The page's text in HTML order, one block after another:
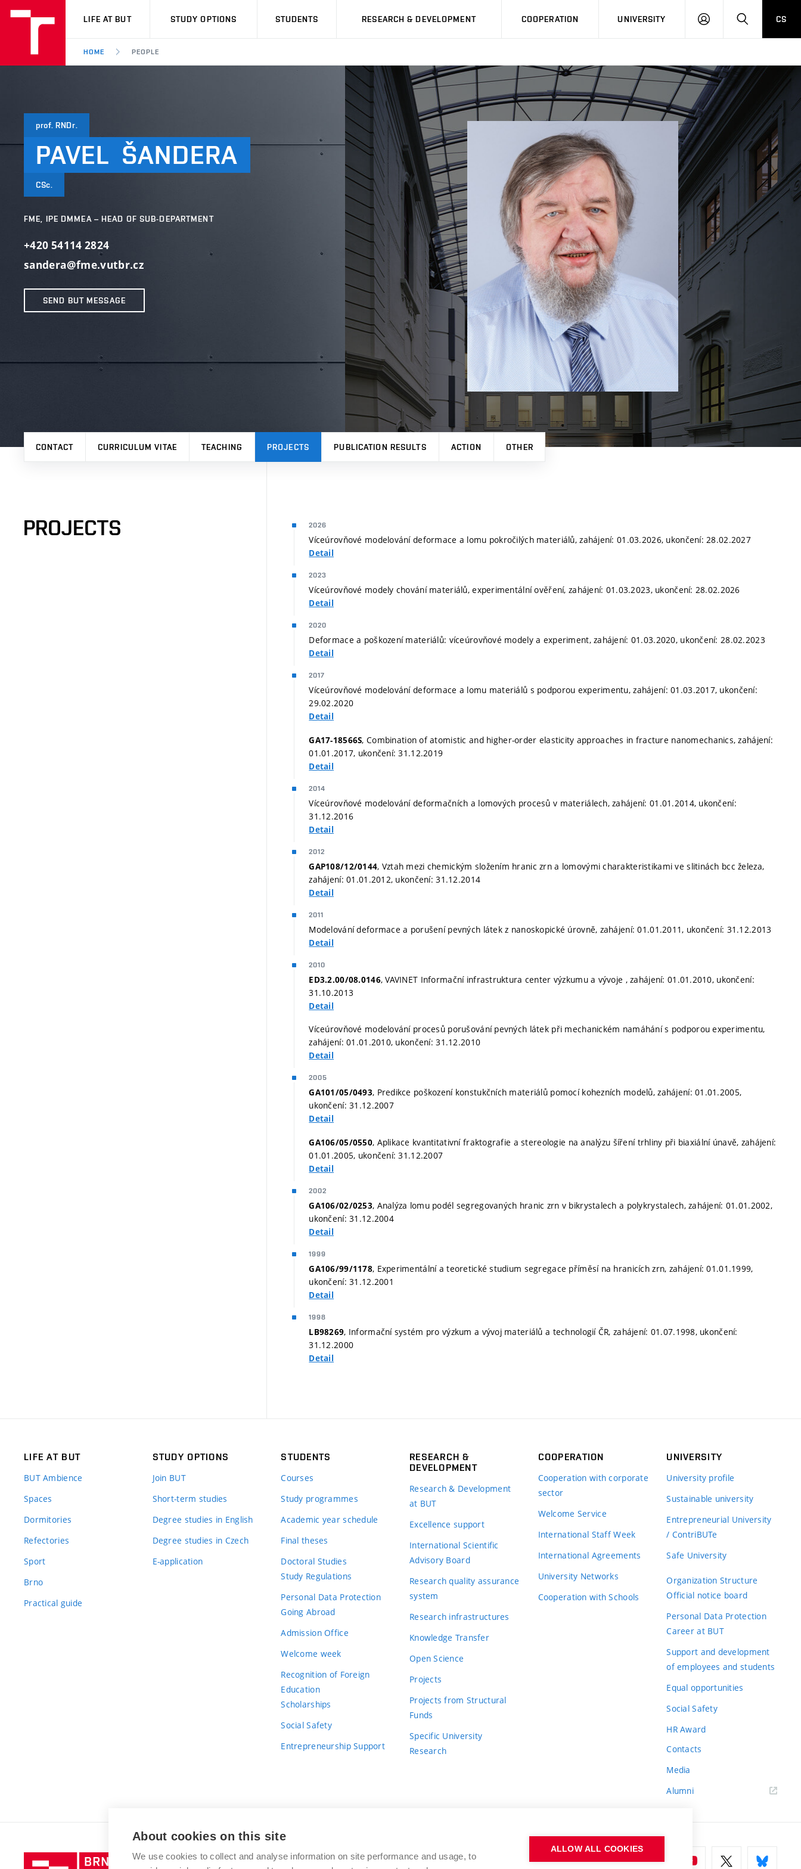
VUT
LIFE AT BUT STUDY OPTIONS STUDENTS RESEARCH & DEVELOPMENT COOPERATION UNIVERSITY
LOG
SEARCHCS
HOME PEOPLE
prof. RNDr.
PAVEL ŠANDERA
CSc.
FME, IPE DMMEA – HEAD OF SUB-DEPARTMENT
+420 54114 2824
sandera@fme.vutbr.cz
SEND BUT MESSAGE
CONTACT CURRICULUM VITAE TEACHING PROJECTS PUBLICATION RESULTS ACTION OTHER
PROJECTS 2026
Víceúrovňové modelování deformace a lomu pokročilých materiálů, zahájení: 01.03.2026, ukončení: 28.02.2027
Detail
2023
Víceúrovňové modely chování materiálů, experimentální ověření, zahájení: 01.03.2023, ukončení: 28.02.2026
Detail
2020
Deformace a poškození materiálů: víceúrovňové modely a experiment, zahájení: 01.03.2020, ukončení: 28.02.2023
Detail
2017
Víceúrovňové modelování deformace a lomu materiálů s podporou experimentu, zahájení: 01.03.2017, ukončení:
29.02.2020
Detail
GA17-18566S, Combination of atomistic and higher-order elasticity approaches in fracture nanomechanics, zahájení:
01.01.2017, ukončení: 31.12.2019
Detail
2014
Víceúrovňové modelování deformačních a lomových procesů v materiálech, zahájení: 01.01.2014, ukončení:
31.12.2016
Detail
2012
GAP108/12/0144, Vztah mezi chemickým složením hranic zrn a lomovými charakteristikami ve slitinách bcc železa,
zahájení: 01.01.2012, ukončení: 31.12.2014
Detail
2011
Modelování deformace a porušení pevných látek z nanoskopické úrovně, zahájení: 01.01.2011, ukončení: 31.12.2013
Detail
2010
ED3.2.00/08.0146, VAVINET Informační infrastruktura center výzkumu a vývoje , zahájení: 01.01.2010, ukončení:
31.10.2013
Detail
Víceúrovňové modelování procesů porušování pevných látek při mechanickém namáhání s podporou experimentu,
zahájení: 01.01.2010, ukončení: 31.12.2010
Detail
2005
GA101/05/0493, Predikce poškození konstukčních materiálů pomocí kohezních modelů, zahájení: 01.01.2005,
ukončení: 31.12.2007
Detail
GA106/05/0550, Aplikace kvantitativní fraktografie a stereologie na analýzu šíření trhliny při biaxiální únavě, zahájení:
01.01.2005, ukončení: 31.12.2007
Detail
2002
GA106/02/0253, Analýza lomu podél segregovaných hranic zrn v bikrystalech a polykrystalech, zahájení: 01.01.2002,
ukončení: 31.12.2004
Detail
1999
GA106/99/1178, Experimentální a teoretické studium segregace příměsí na hranicích zrn, zahájení: 01.01.1999,
ukončení: 31.12.2001
Detail
1998
LB98269, Informační systém pro výzkum a vývoj materiálů a technologií ČR, zahájení: 01.07.1998, ukončení:
31.12.2000
Detail
LIFE AT BUT
BUT Ambience
Spaces
Dormitories
Refectories
Sport
Brno
Practical guide
STUDY OPTIONS
Join BUT
Short-term studies
Degree studies in English
Degree studies in Czech
E-application
STUDENTS
Courses
Study programmes
Academic year schedule
Final theses
Doctoral Studies
Study Regulations
Personal Data Protection
Going Abroad
Admission Office
Welcome week
Recognition of Foreign
Education
Scholarships
Social Safety
Entrepreneurship Support
RESEARCH &
DEVELOPMENT
Research & Development
at BUT
Excellence support
International Scientific
Advisory Board
Research quality assurance
system
Research infrastructures
Knowledge Transfer
Open Science
Projects
Projects from Structural
Funds
Specific University
Research
COOPERATION
Cooperation with corporate
sector
Welcome Service
International Staff Week
International Agreements
University Networks
Cooperation with Schools
UNIVERSITY
University profile
Sustainable university
Entrepreneurial University
/ ContriBUTe
Safe University
Organization Structure
Official notice board
Personal Data Protection
Career at BUT
Support and development
of employees and students
Equal opportunities
Social Safety
HR Award
Contacts
Media
Alumni
Brno
BRNO UNIVERSITY OF TECHNOLOGY
About cookies on this site
We use cookies to collect and analyse information on site performance and usage, to
ALLOW ALL COOKIES